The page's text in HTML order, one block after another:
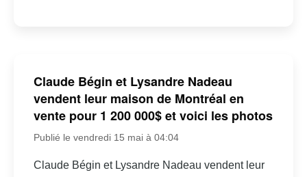
Claude Bégin et Lysandre Nadeau
vendent leur maison de Montréal en
vente pour 1 200 000$ et voici les photos
Publié le vendredi 15 mai à 04:04
Claude Bégin et Lysandre Nadeau vendent leur